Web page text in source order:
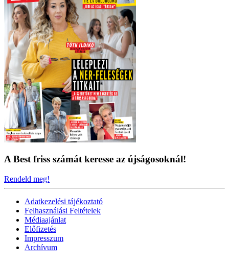
A Best friss számát keresse az újságosoknál!
Rendeld meg!
Adatkezelési tájékoztató
Felhasználási Feltételek
Médiaajánlat
Előfizetés
Impresszum
Archívum